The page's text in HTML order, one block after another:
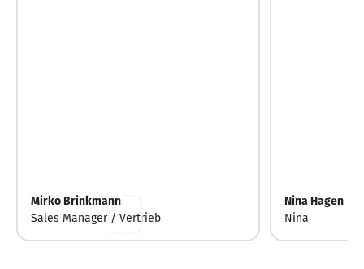
Mirko Brinkmann
Sales Manager / Vertrieb
Nina Hagen
Nina